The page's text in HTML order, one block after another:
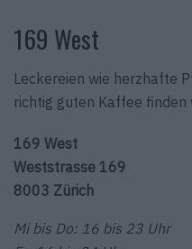
169 West
Leckereien wie herzhafte
richtig guten Kaffee
169 West
Weststrasse 169
8003 Zürich
Mi bis Do: 16 bis 23 Uhr